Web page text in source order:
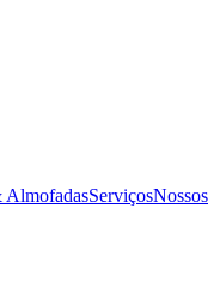
AlmofadasServiçosNossos